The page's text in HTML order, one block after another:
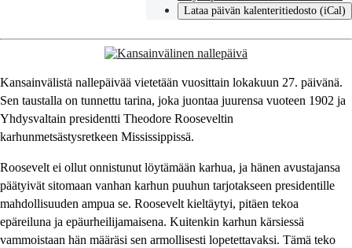
Lataa päivän kalenteritiedosto (iCal)
Kansainvälistä nallepäivää vietetään vuosittain lokakuun 27. päivänä.
Sen taustalla on tunnettu tarina, joka juontaa juurensa vuoteen 1902 ja
Yhdysvaltain presidentti Theodore Rooseveltin
karhunmetsästysretkeen Mississippissä.
Roosevelt ei ollut onnistunut löytämään karhua, ja hänen avustajansa
päätyivät sitomaan vanhan karhun puuhun tarjotakseen presidentille
mahdollisuuden ampua se. Roosevelt kieltäytyi, pitäen tekoa
epäreiluna ja epäurheilijamaisena. Kuitenkin karhun kärsiessä
vammoistaan hän määräsi sen armollisesti lopetettavaksi. Tämä teko